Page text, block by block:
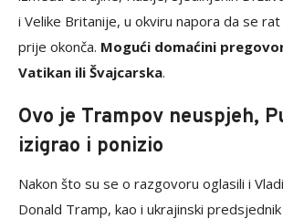
i Velike Britanije, u okviru napora da se
prije okonča. Mogući domaćini
Vatikan ili Švajcarska.
Ovo je Trampov neuspjeh,
izigrao i ponizio
Nakon što su se o razgovoru oglasili i
Donald Tramp, kao i ukrajinski